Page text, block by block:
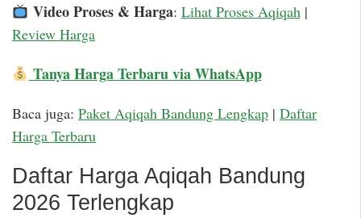
Video Proses & Harga: Lihat Proses Aqiqah|
Review Harga
Tanya Harga Terbaru via WhatsApp
Baca juga: Paket Aqiqah Bandung Lengkap | Daftar
Harga Terbaru
Daftar Harga Aqiqah Bandung
2026 Terlengkap